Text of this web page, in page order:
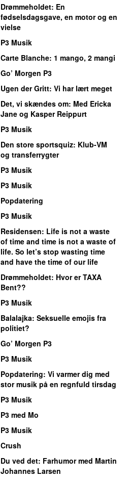
Drømmeholdet: En
fødselsdagsgave, en motor og en
vielse
P3 Musik
Carte Blanche: 1 mango, 2 mangi
Go’ Morgen P3
Ugen der Gritt: Vi har lært meget
Det, vi skændes om: Med Ericka
Jane og Kasper Reippurt
P3 Musik
Den store sportsquiz: Klub-VM
og transferrygter
P3 Musik
P3 Musik
Popdatering
P3 Musik
Residensen: Life is not a waste
of time and time is not a waste of
life. So let’s stop wasting time
and have the time of our life
Drømmeholdet: Hvor er TAXA
Bent??
P3 Musik
Balalajka: Seksuelle emojis fra
politiet?
Go’ Morgen P3
P3 Musik
Popdatering: Vi varmer dig med
stor musik på en regnfuld tirsdag
P3 Musik
P3 med Mo
P3 Musik
Crush
Du ved det: Farhumor med Martin
Johannes Larsen